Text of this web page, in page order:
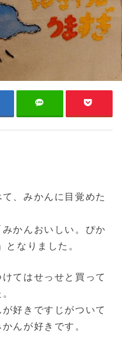
、みかんに目覚めた
かんおいしい。ぴか
なりました。
てはせっせと買って
好きですじがついて
んが好きです。